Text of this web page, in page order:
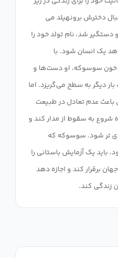
دخترش برونهیلد می
شد، نام تولد خود را
یک انسان شود. با
خون سوسوکه، او دست‌ها و
دیگر به سطح می‌گریزد. اما
باعث عدم تعادل در طبیعت
به سقوط از مدار کند و
تر شود. سوسوکه که
باید یک آزمایش باستانی را
برقرار کند و اجازه دهد
زندگی کند.